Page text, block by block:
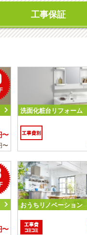
工事保証
〜
〜
洗面化粧台リフォーム
工事費別
〜
おうちリノベーション
工事費
コミコミ